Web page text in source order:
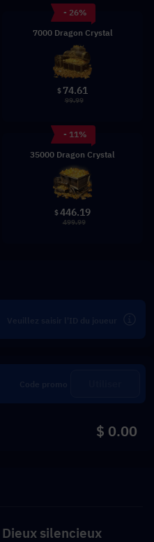
- 26%
7000 Dragon Crystal
$ 74.61
99.99
- 11%
35000 Dragon Crystal
$446.19
499.99
$ 0.00
silencieux